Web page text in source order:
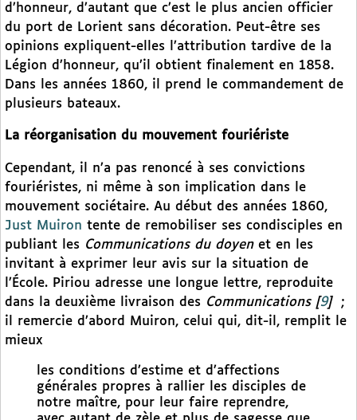
d’honneur, d’autant que c’est le plus ancien officier
du port de Lorient sans décoration. Peut-être ses
opinions expliquent-elles l’attribution tardive de la
Légion d’honneur, qu’il obtient finalement en 1858.
Dans les années 1860, il prend le commandement de
plusieurs bateaux.
La réorganisation du mouvement fouriériste
Cependant, il n’a pas renoncé à ses convictions
fouriéristes, ni même à son implication dans le
mouvement sociétaire. Au début des années 1860,
Just Muiron tente de remobiliser ses condisciples en
publiant les Communications du doyen et en les
invitant à exprimer leur avis sur la situation de
l’École. Piriou adresse une longue lettre, reproduite
dans la deuxième livraison des Communications[9]
;
il remercie d’abord Muiron, celui qui, dit-il, remplit le
mieux
les conditions d’estime et d’affections
générales propres à rallier les disciples de
notre maître, pour leur faire reprendre,